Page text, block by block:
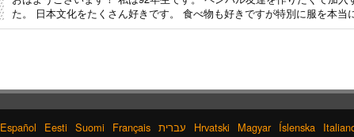
た。 日本文化をたくさん好きです。 食べ物も好きですが特別に服を本当
Español Eesti Suomi Français עברית Hrvatski Magyar Íslenska